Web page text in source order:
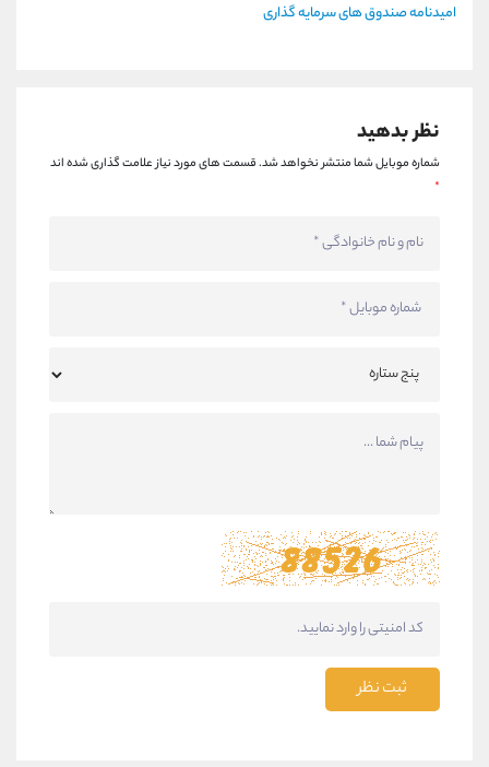
امیدنامه صندوق های سرمایه گذاری
نظر بدهید
شماره موبایل شما منتشر نخواهد شد.قسمت های مورد نیاز علامت گذاری شده اند
*
ثبت نظر